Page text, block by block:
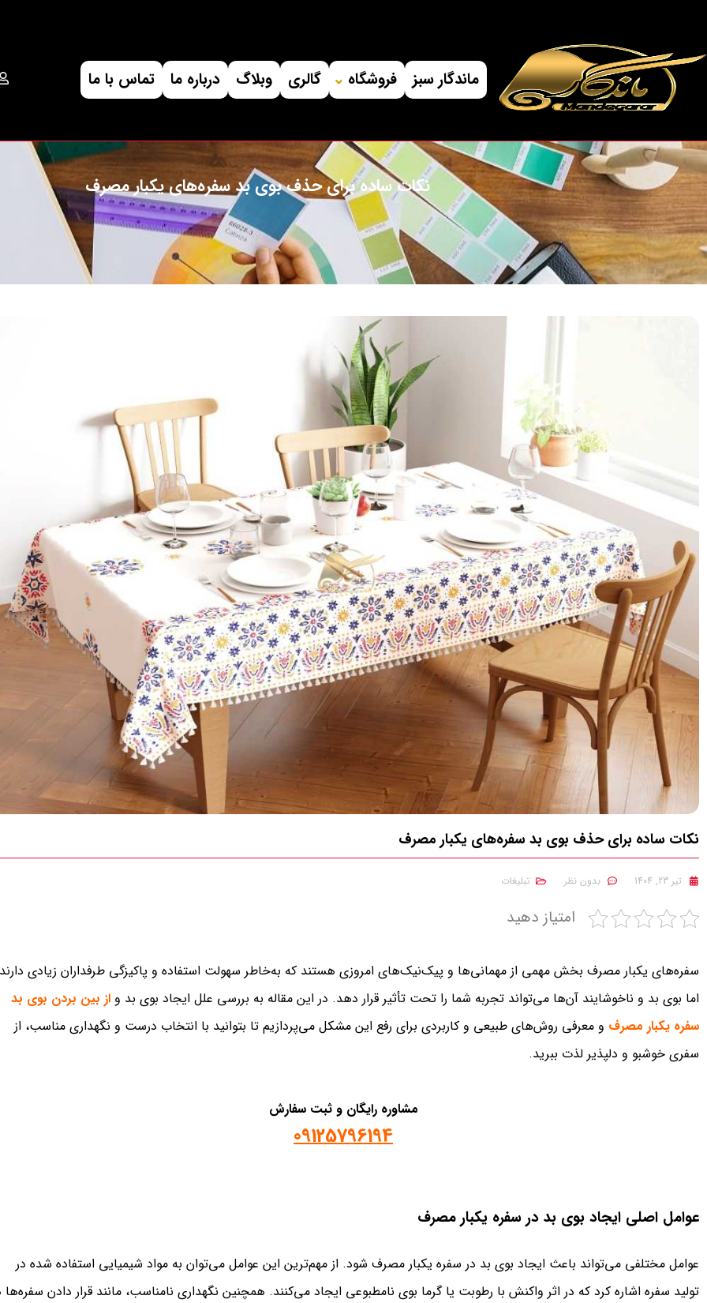
ماندگار سبز فروشگاه گالری وبلاگ درباره ما تماس با ما
نکات ساده برای حذف بوی بد سفره‌های یکبار مصرف
نکات ساده برای حذف بوی بد سفره‌های یکبار مصرف
تیر 23, 1404 بدون نظر تبلیغات
امتیاز دهید
سفره‌های یکبار مصرف بخش مهمی از مهمانی‌ها و پیک‌نیک‌های امروزی هستند که به‌خاطر سهولت استفاده و پاکیزگی طرفداران زیادی
اما بوی بد و ناخوشایند آن‌ها می‌تواند تجربه شما را تحت تأثیر قرار دهد. در این مقاله به بررسی علل ایجاد بوی بد و از بین بردن بوی بد
سفره یکبار مصرف و معرفی روش‌های طبیعی و کاربردی برای رفع این مشکل می‌پردازیم تا بتوانید با انتخاب درست و نگهداری مناسب، از
سفری خوشبو و دلپذیر لذت ببرید.
مشاوره رایگان و ثبت سفارش
09125796194
عوامل اصلی ایجاد بوی بد در سفره‌ یکبار مصرف
عوامل مختلفی می‌تواند باعث ایجاد بوی بد در سفره یکبار مصرف شود. از مهم‌ترین این عوامل می‌توان به مواد شیمیایی استفاده شده در
تولید سفره اشاره کرد که در اثر واکنش با رطوبت یا گرما بوی نامطبوعی ایجاد می‌کنند. همچنین نگهداری نامناسب، مانند قرار دادن سفره‌ها